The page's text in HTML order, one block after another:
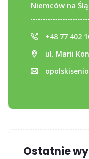
Niemców na
+48 77 402
ul. Marii
Ostatnie